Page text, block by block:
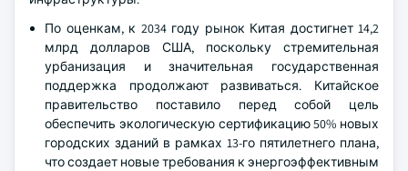
По оценкам, к 2034 году рынок Китая достигнет 14,2
млрд долларов США, поскольку стремительная
урбанизация и значительная государственная
поддержка продолжают развиваться. Китайское
правительство поставило перед собой цель
обеспечить экологическую сертификацию 50% новых
городских зданий в рамках 13-го пятилетнего плана,
что создает новые требования к энергоэффективным